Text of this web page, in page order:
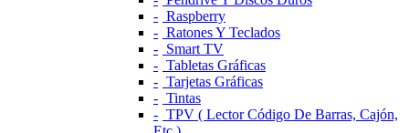
Raspberry
Ratones Y Teclados
Smart TV
Tabletas Gráficas
Tarjetas Gráficas
Tintas
TPV ( Lector Código De Barras, Cajón,